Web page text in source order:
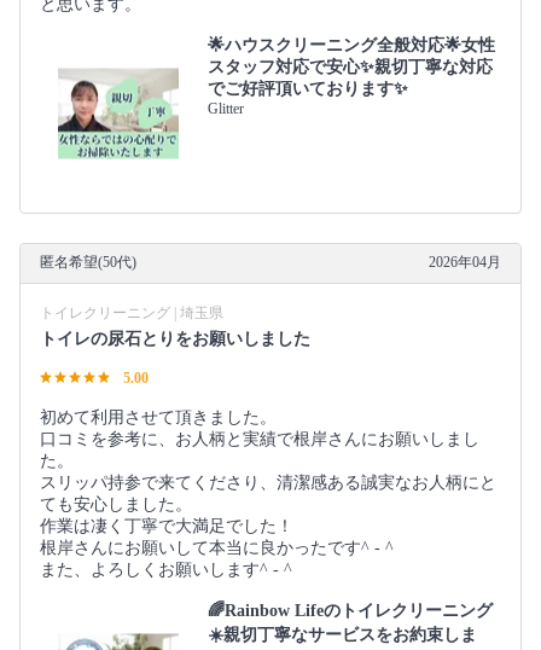
と思います。
🌟ハウスクリーニング全般対応🌟女性
スタッフ対応で安心✨親切丁寧な対応
でご好評頂いております✨
Glitter
匿名希望(50代) 2026年04月
トイレクリーニング | 埼玉県
トイレの尿石とりをお願いしました
5.00
初めて利用させて頂きました。
口コミを参考に、お人柄と実績で根岸さんにお願いしまし
た。
スリッパ持参で来てくださり、清潔感ある誠実なお人柄にと
ても安心しました。
作業は凄く丁寧で大満足でした！
根岸さんにお願いして本当に良かったです^ - ^
また、よろしくお願いします^ - ^
🌈Rainbow Lifeのトイレクリーニング
☀️親切丁寧なサービスをお約束しま